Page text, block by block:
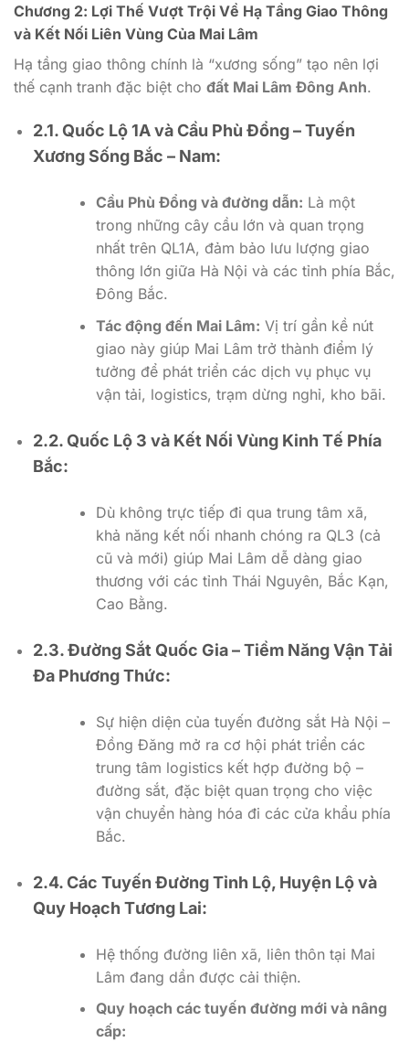
Chương 2: Lợi Thế Vượt Trội Về Hạ Tầng Giao Thông
và Kết Nối Liên Vùng Của Mai Lâm
Hạ tầng giao thông chính là “xương sống” tạo nên lợi
thế cạnh tranh đặc biệt cho đất Mai Lâm Đông Anh.
2.1. Quốc Lộ 1A và Cầu Phù Đổng – Tuyến
Xương Sống Bắc – Nam:
Cầu Phù Đổng và đường dẫn: Là một
trong những cây cầu lớn và quan trọng
nhất trên QL1A, đảm bảo lưu lượng giao
thông lớn giữa Hà Nội và các tỉnh phía Bắc,
Đông Bắc.
Tác động đến Mai Lâm: Vị trí gần kề nút
giao này giúp Mai Lâm trở thành điểm lý
tưởng để phát triển các dịch vụ phục vụ
vận tải, logistics, trạm dừng nghỉ, kho bãi.
2.2. Quốc Lộ 3 và Kết Nối Vùng Kinh Tế Phía
Bắc:
Dù không trực tiếp đi qua trung tâm xã,
khả năng kết nối nhanh chóng ra QL3 (cả
cũ và mới) giúp Mai Lâm dễ dàng giao
thương với các tỉnh Thái Nguyên, Bắc Kạn,
Cao Bằng.
2.3. Đường Sắt Quốc Gia – Tiềm Năng Vận Tải
Đa Phương Thức:
Sự hiện diện của tuyến đường sắt Hà Nội –
Đồng Đăng mở ra cơ hội phát triển các
trung tâm logistics kết hợp đường bộ –
đường sắt, đặc biệt quan trọng cho việc
vận chuyển hàng hóa đi các cửa khẩu phía
Bắc.
2.4. Các Tuyến Đường Tỉnh Lộ, Huyện Lộ và
Quy Hoạch Tương Lai:
Hệ thống đường liên xã, liên thôn tại Mai
Lâm đang dần được cải thiện.
Quy hoạch các tuyến đường mới và nâng
cấp: